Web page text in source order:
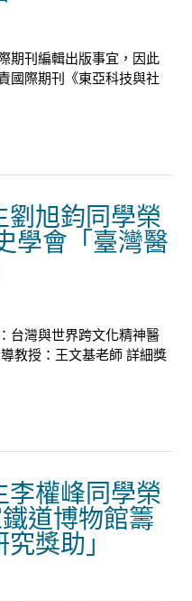
期刊編輯出版事宜，因此
國際期刊《東亞科技與社
劉旭鈞同學榮
學會「臺灣醫
台灣與世界跨文化精神醫
教授：王文基老師 詳細獎
李權峰同學榮
道博物館籌
獎助」